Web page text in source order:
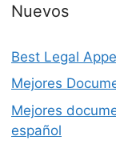
Nuevos
Best Legal
Mejores
Mejores
español